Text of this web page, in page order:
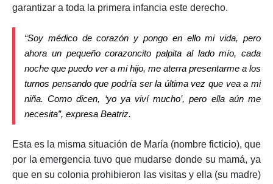
garantizar a toda la primera infancia este derecho.
“Soy médico de corazón y pongo en ello mi vida, pero
ahora un pequeño corazoncito palpita al lado mío, cada
noche que puedo ver a mi hijo, me aterra presentarme a los
turnos pensando que podría ser la última vez que vea a mi
niña. Como dicen, ‘yo ya viví mucho’, pero ella aún me
necesita”, expresa Beatriz.
Esta es la misma situación de María (nombre ficticio), que
por la emergencia tuvo que mudarse donde su mamá, ya
que en su colonia prohibieron las visitas y ella (su madre)